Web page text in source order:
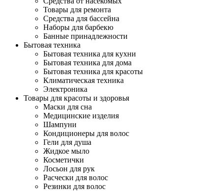
Товары для ремонта
Средства для бассейна
Наборы для барбекю
Банные принадлежности
Бытовая техника
Бытовая техника для кухни
Бытовая техника для дома
Бытовая техника для красоты
Климатическая техника
Электроника
Товары для красоты и здоровья
Маски для сна
Медицинские изделия
Шампуни
Кондиционеры для волос
Гели для душа
Жидкое мыло
Косметички
Лосьон для рук
Расчески для волос
Резинки для волос